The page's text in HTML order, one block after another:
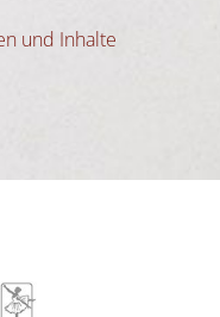
und Inhalte